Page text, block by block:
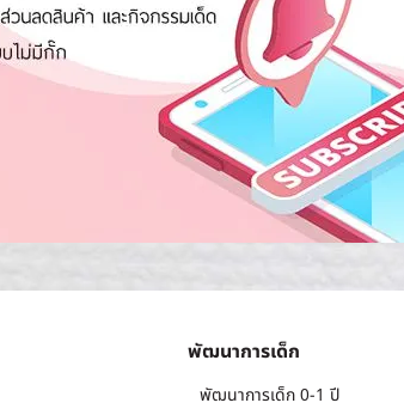
พัฒนาการเด็ก
พัฒนาการเด็ก 0-1 ปี